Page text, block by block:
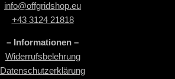
info@offgridshop.eu
+43 3124 21818
– Informationen –
Widerrufsbelehrung
Datenschutzerklärung